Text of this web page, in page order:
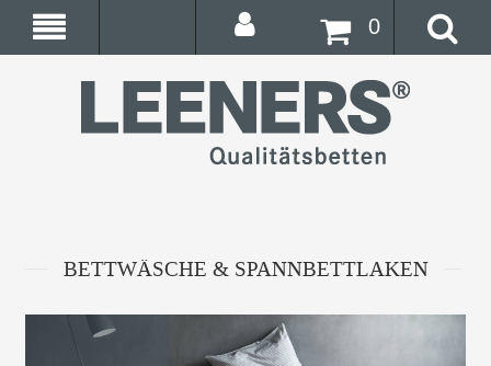
0
BETTWÄSCHE & SPANNBETTLAKEN